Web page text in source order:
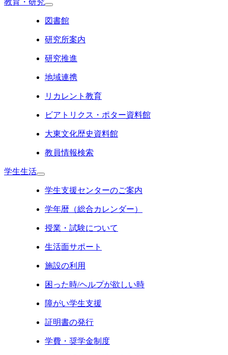
教育・研究
図書館
研究所案内
研究推進
地域連携
リカレント教育
ビアトリクス・ポター資料館
大東文化歴史資料館
教員情報検索
学生生活
学生支援センターのご案内
学年暦（総合カレンダー）
授業・試験について
生活面サポート
施設の利用
困った時/ヘルプが欲しい時
障がい学生支援
証明書の発行
学費・奨学金制度